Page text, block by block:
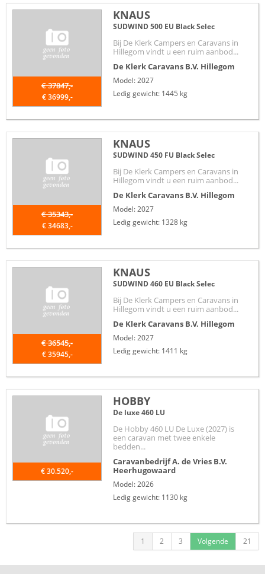
€ 37847,-
€ 36999,-
KNAUS
SUDWIND 500 EU Black Selec
Bij De Klerk Campers en Caravans in
Hillegom vindt u een ruim aanbod...
De Klerk Caravans B.V. Hillegom
Model: 2027
Ledig gewicht: 1445 kg
€ 35343,-
€ 34683,-
KNAUS
SUDWIND 450 FU Black Selec
Bij De Klerk Campers en Caravans in
Hillegom vindt u een ruim aanbod...
De Klerk Caravans B.V. Hillegom
Model: 2027
Ledig gewicht: 1328 kg
€ 36545,-
€ 35945,-
KNAUS
SUDWIND 460 EU Black Selec
Bij De Klerk Campers en Caravans in
Hillegom vindt u een ruim aanbod...
De Klerk Caravans B.V. Hillegom
Model: 2027
Ledig gewicht: 1411 kg
€ 30.520,-
HOBBY
De luxe 460 LU
De Hobby 460 LU De Luxe (2027) is
een caravan met twee enkele
bedden...
Caravanbedrijf A. de Vries B.V.
Heerhugowaard
Model: 2026
Ledig gewicht: 1130 kg
1 2 3 Volgende 21